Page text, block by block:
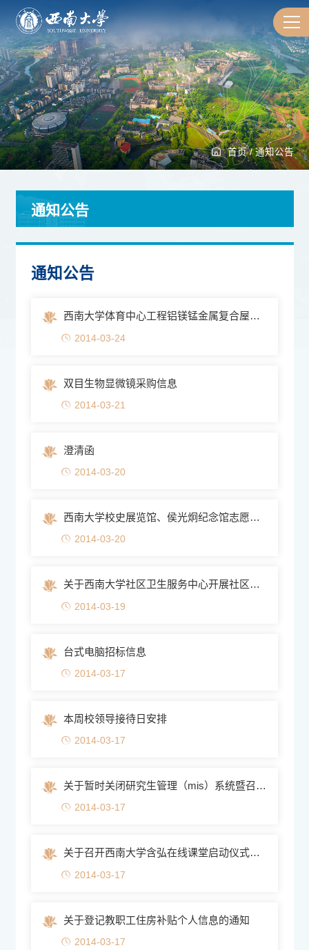
首页/通知公告
通知公告
通知公告
西南大学体育中心工程铝镁锰金属复合屋面施工招标公告
2014-03-24
双目生物显微镜采购信息
2014-03-21
澄清函
2014-03-20
西南大学校史展览馆、侯光炯纪念馆志愿解说员招聘启事
2014-03-20
关于西南大学社区卫生服务中心开展社区居民免费体检的通知
2014-03-19
台式电脑招标信息
2014-03-17
本周校领导接待日安排
2014-03-17
关于暂时关闭研究生管理（mis）系统暨召开毕业及答辩资格审查...
2014-03-17
关于召开西南大学含弘在线课堂启动仪式暨2014年上半年网络与...
2014-03-17
关于登记教职工住房补贴个人信息的通知
2014-03-17